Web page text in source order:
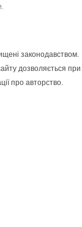
законодавством.
дозволяється при
про авторство.